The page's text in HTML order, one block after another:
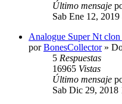
Último mensaje
Sab Ene 12,
Analogue Super Nt
porBonesCollector»
5 Respuestas
16965 Vistas
Último mensaje
Sab Dic 29, 2018